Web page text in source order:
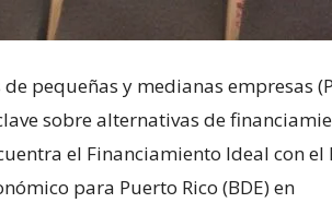
pequeñas y medianas empresas
sobre alternativas de
el Financiamiento Ideal con el
para Puerto Rico (BDE) en